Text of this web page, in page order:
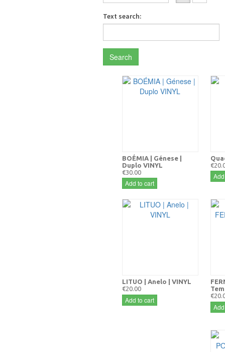
Text search:
Search
BOÉMIA | Génese |
Duplo VINYL
€30.00
Add to cart
LITUO | Anelo | VINYL
€20.00
Add to cart